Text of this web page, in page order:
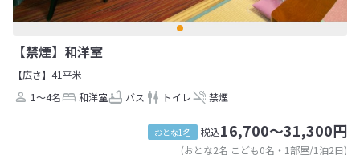
【禁煙】和洋室
【広さ】41平米
1～4名
和洋室 バス トイレ 禁煙
おとな1名 税込16,700～31,300円
(おとな2名 こども0名・1部屋/1泊2日)